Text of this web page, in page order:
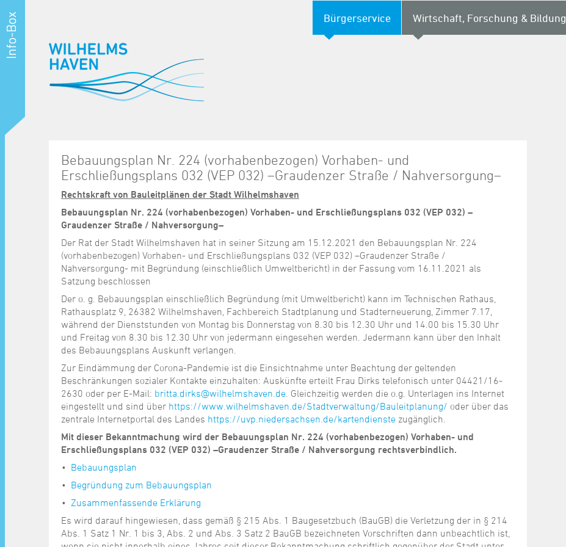
Bürgerservice Wirtschaft, Forschung & Bildung
Bebauungsplan Nr. 224 (vorhabenbezogen) Vorhaben- und
Erschließungsplans 032 (VEP 032) –Graudenzer Straße / Nahversorgung–
Rechtskraft von Bauleitplänen der Stadt Wilhelmshaven
Bebauungsplan Nr. 224 (vorhabenbezogen) Vorhaben- und Erschließungsplans 032 (VEP 032) –
Graudenzer Straße / Nahversorgung–
Der Rat der Stadt Wilhelmshaven hat in seiner Sitzung am 15.12.2021 den Bebauungsplan Nr. 224
(vorhabenbezogen) Vorhaben- und Erschließungsplans 032 (VEP 032) –Graudenzer Straße /
Nahversorgung- mit Begründung (einschließlich Umweltbericht) in der Fassung vom 16.11.2021 als
Satzung beschlossen
Der o. g. Bebauungsplan einschließlich Begründung (mit Umweltbericht) kann im Technischen Rathaus,
Rathausplatz 9, 26382 Wilhelmshaven, Fachbereich Stadtplanung und Stadterneuerung, Zimmer 7.17,
während der Dienststunden von Montag bis Donnerstag von 8.30 bis 12.30 Uhr und 14.00 bis 15.30 Uhr
und Freitag von 8.30 bis 12.30 Uhr von jedermann eingesehen werden. Jedermann kann über den Inhalt
des Bebauungsplans Auskunft verlangen.
Zur Eindämmung der Corona-Pandemie ist die Einsichtnahme unter Beachtung der geltenden
Beschränkungen sozialer Kontakte einzuhalten: Auskünfte erteilt Frau Dirks telefonisch unter 04421/16-
2630 oder per E-Mail: britta.dirks@wilhelmshaven.de . Gleichzeitig werden die o.g. Unterlagen ins Internet
eingestellt und sind über https://www.wilhelmshaven.de/Stadtverwaltung/Bauleitplanung/ oder über das
zentrale Internetportal des Landes https://uvp.niedersachsen.de/kartendienste zugänglich.
Mit dieser Bekanntmachung wird der Bebauungsplan Nr. 224 (vorhabenbezogen) Vorhaben- und
Erschließungsplans 032 (VEP 032) –Graudenzer Straße / Nahversorgung rechtsverbindlich.
Bebauungsplan
Begründung zum Bebauungsplan
Zusammenfassende Erklärung
Es wird darauf hingewiesen, dass gemäß § 215 Abs. 1 Baugesetzbuch (BauGB) die Verletzung der in § 214
Abs. 1 Satz 1 Nr. 1 bis 3, Abs. 2 und Abs. 3 Satz 2 BauGB bezeichneten Vorschriften dann unbeachtlich ist,